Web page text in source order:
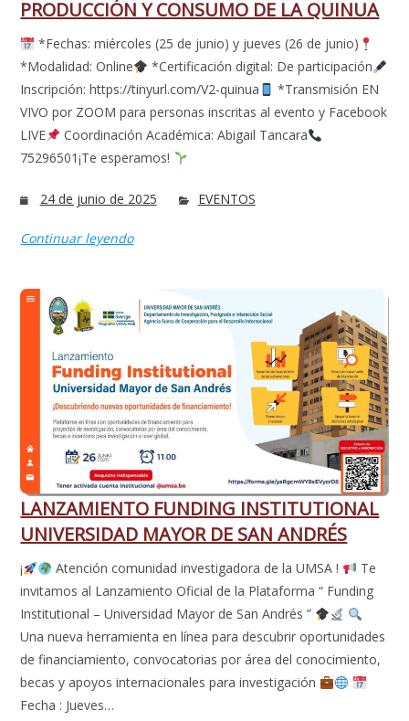
PRODUCCIÓN Y CONSUMO DE LA QUINUA
*Fechas: miércoles (25 de junio) y jueves (26 de junio)
*Modalidad: Online
*Certificación digital: De participación
Inscripción: https://tinyurl.com/V2-quinua
*Transmisión EN
VIVO por ZOOM para personas inscritas al evento y Facebook
LIVE
Coordinación Académica: Abigail Tancara
75296501¡Te esperamos!
24 de junio de 2025 EVENTOS
Continuar leyendo
LANZAMIENTO FUNDING INSTITUTIONAL
UNIVERSIDAD MAYOR DE SAN ANDRÉS
¡ Atención comunidad investigadora de la UMSA !
Te
invitamos al Lanzamiento Oficial de la Plataforma “ Funding
Institutional – Universidad Mayor de San Andrés ”
Una nueva herramienta en línea para descubrir oportunidades
de financiamiento, convocatorias por área del conocimiento,
becas y apoyos internacionales para investigación
Fecha : Jueves…